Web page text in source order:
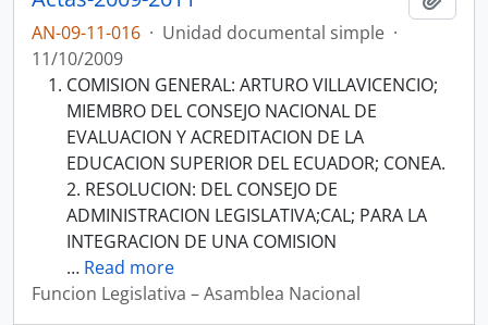
AN-09-11-016 · Unidad documental simple ·
11/10/2009
COMISION GENERAL: ARTURO VILLAVICENCIO;
MIEMBRO DEL CONSEJO NACIONAL DE
EVALUACION Y ACREDITACION DE LA
EDUCACION SUPERIOR DEL ECUADOR; CONEA.
2. RESOLUCION: DEL CONSEJO DE
ADMINISTRACION LEGISLATIVA;CAL; PARA LA
INTEGRACION DE UNA COMISION
… Read more
Funcion Legislativa – Asamblea Nacional